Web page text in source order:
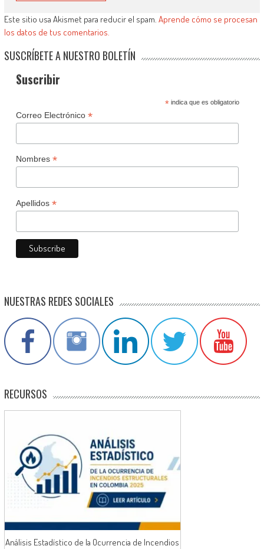
Este sitio usa Akismet para reducir el spam. Aprende cómo se procesan
los datos de tus comentarios.
SUSCRÍBETE A NUESTRO BOLETÍN
Suscribir
*indica que es obligatorio
Correo Electrónico *
Nombres *
Apellidos *
NUESTRAS REDES SOCIALES
RECURSOS
Análisis Estadístico de la Ocurrencia de Incendios